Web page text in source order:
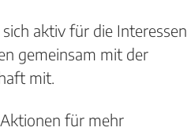
aktiv für die Interessen
gemeinsam mit der
mit.
für mehr